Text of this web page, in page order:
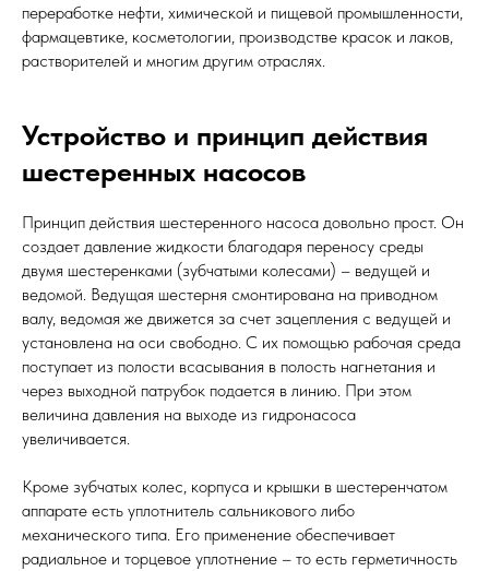
переработке нефти, химической и пищевой промышленности,
фармацевтике, косметологии, производстве красок и лаков,
растворителей и многим другим отраслях.
Устройство и принцип действия
шестеренных насосов
Принцип действия шестеренного насоса довольно прост. Он
создает давление жидкости благодаря переносу среды
двумя шестеренками (зубчатыми колесами) – ведущей и
ведомой. Ведущая шестерня смонтирована на приводном
валу, ведомая же движется за счет зацепления с ведущей и
установлена на оси свободно. С их помощью рабочая среда
поступает из полости всасывания в полость нагнетания и
через выходной патрубок подается в линию. При этом
величина давления на выходе из гидронасоса
увеличивается.
Кроме зубчатых колес, корпуса и крышки в шестеренчатом
аппарате есть уплотнитель сальникового либо
механического типа. Его применение обеспечивает
радиальное и торцевое уплотнение – то есть герметичность